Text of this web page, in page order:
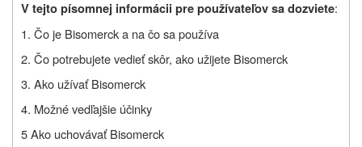
V tejto písomnej informácii pre používateľov sa dozviete:
1. Čo je Bisomerck a na čo sa používa
2. Čo potrebujete vedieť skôr, ako užijete Bisomerck
3. Ako užívať Bisomerck
4. Možné vedľajšie účinky
5 Ako uchovávať Bisomerck